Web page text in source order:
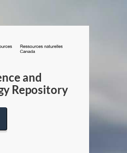
/
Canada
and
Repository